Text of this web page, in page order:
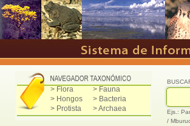
> Flora
> Fauna
> Hongos
> Bacteria
> Protista
> Archaea
Ejs.:
/